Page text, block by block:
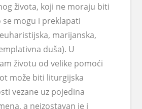
života, koji ne moraju biti
se mogu i preklapati
marijanska,
duša). U
životu od velike pomoći
može biti liturgijska
vezane uz pojedina
a neizostavan je i